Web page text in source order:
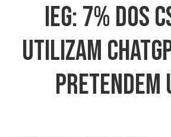
IEG: 7% Dos
Utilizam
Pretendem